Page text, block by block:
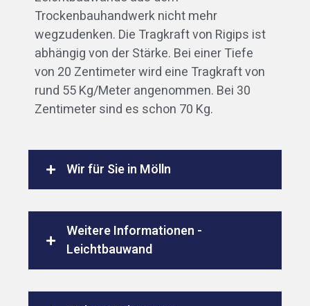
Trockenbauhandwerk nicht mehr
wegzudenken. Die Tragkraft von Rigips ist
abhängig von der Stärke. Bei einer Tiefe
von 20 Zentimeter wird eine Tragkraft von
rund 55 Kg/Meter angenommen. Bei 30
Zentimeter sind es schon 70 Kg.
Wir für Sie in Mölln
Weitere Informationen -
Leichtbauwand